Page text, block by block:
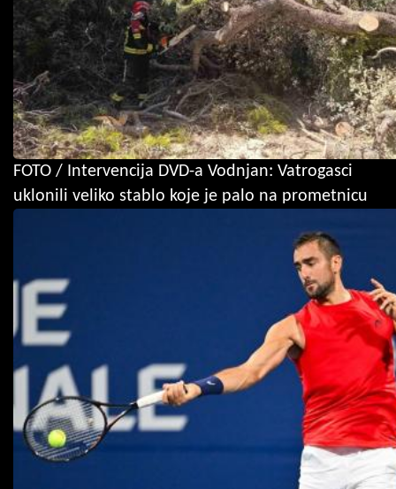
FOTO / Intervencija DVD-a Vodnjan: Vatrogasci
uklonili veliko stablo koje je palo na prometnicu